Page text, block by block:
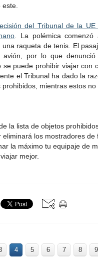
del Tribunal de la
. La polémica
raqueta de tenis. El
avión, por lo que
puede prohibir viajar con
el Tribunal ha dado la
mientras estos
la lista de objetos
eliminará los mostradores
la máximo tu equipaje de
mejor.
4 5 6 7 8 9